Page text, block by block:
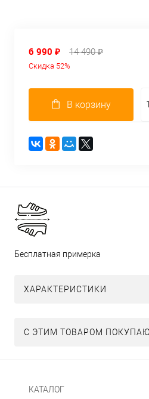
6 990 ₽ 14 490 ₽
Скидка 52%
В корзину
Бесплатная примерка
ХАРАКТЕРИСТИКИ
С ЭТИМ ТОВАРОМ
КАТАЛОГ